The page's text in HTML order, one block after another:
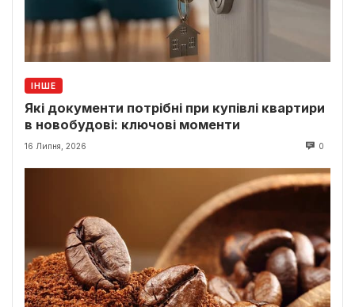
ІНШЕ
Які документи потрібні при купівлі квартири
в новобудові: ключові моменти
16 Липня, 2026 0